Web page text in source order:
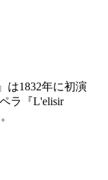
は1832年に初演
ラ『L'elisir